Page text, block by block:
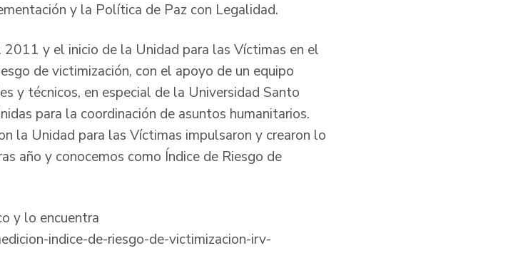
y la Política de Paz con Legalidad.
y el inicio de la Unidad para las Víctimas en el
de victimización, con el apoyo de un equipo
y técnicos, en especial de la Universidad Santo
para la coordinación de asuntos humanitarios.
la Unidad para las Víctimas impulsaron y crearon lo
año y conocemos como Índice de Riesgo de
y lo encuentra
indice-de-riesgo-de-victimizacion-irv-